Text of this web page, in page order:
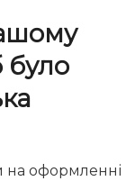
було
на оформленні